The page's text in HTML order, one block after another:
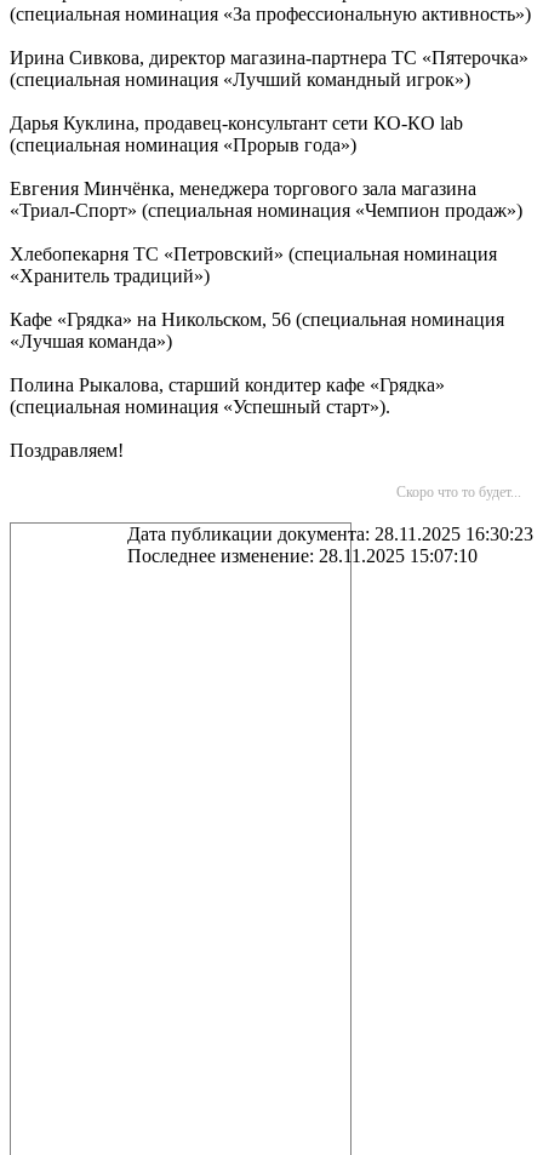
(специальная номинация «За профессиональную активность»)
Ирина Сивкова, директор магазина-партнера ТС «Пятерочка»
(специальная номинация «Лучший командный игрок»)
Дарья Куклина, продавец-консультант сети КО-КО lab
(специальная номинация «Прорыв года»)
Евгения Минчёнка, менеджера торгового зала магазина
«Триал-Спорт» (специальная номинация «Чемпион продаж»)
Хлебопекарня ТС «Петровский» (специальная номинация
«Хранитель традиций»)
Кафе «Грядка» на Никольском, 56 (специальная номинация
«Лучшая команда»)
Полина Рыкалова, старший кондитер кафе «Грядка»
(специальная номинация «Успешный старт»).
Поздравляем!
Скоро что то будет...
Дата публикации документа: 28.11.2025 16:30:23
Последнее изменение: 28.11.2025 15:07:10